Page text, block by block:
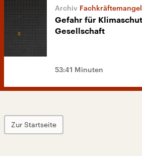
Fachkräftemangel
Gefahr für
Gesellschaft
53:41 Minuten
Zur Startseite